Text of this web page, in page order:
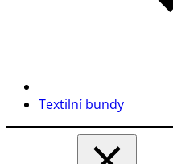
Textilní bundy